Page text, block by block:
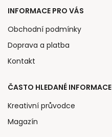
INFORMACE PRO VÁS
Obchodní podmínky
Doprava a platba
Kontakt
ČASTO HLEDANÉ INFORMACE
Kreativní průvodce
Magazín